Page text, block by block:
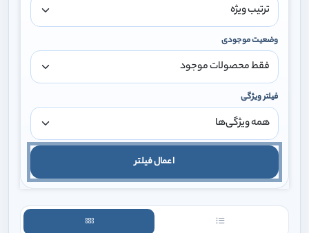
وضعیت موجودی
فیلتر ویژگی
اعمال فیلتر